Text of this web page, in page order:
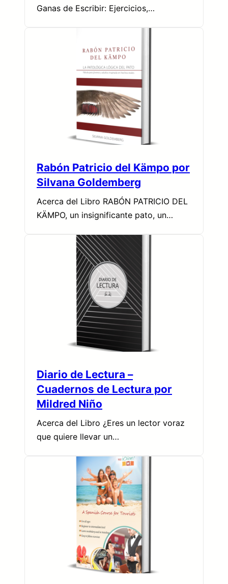
Ganas de Escribir: Ejercicios,…
Rabón Patricio del Kämpo por
Silvana Goldemberg
Acerca del Libro RABÓN PATRICIO DEL
KÄMPO, un insignificante pato, un…
Diario de Lectura –
Cuadernos de Lectura por
Mildred Niño
Acerca del Libro ¿Eres un lector voraz
que quiere llevar un…